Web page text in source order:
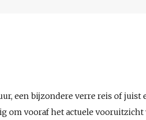
een bijzondere verre reis of
om vooraf het actuele